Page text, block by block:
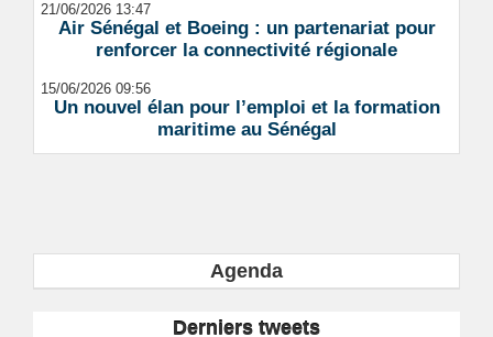
21/06/2026 13:47
Air Sénégal et Boeing : un partenariat pour
renforcer la connectivité régionale
15/06/2026 09:56
Un nouvel élan pour l’emploi et la formation
maritime au Sénégal
Agenda
Derniers tweets